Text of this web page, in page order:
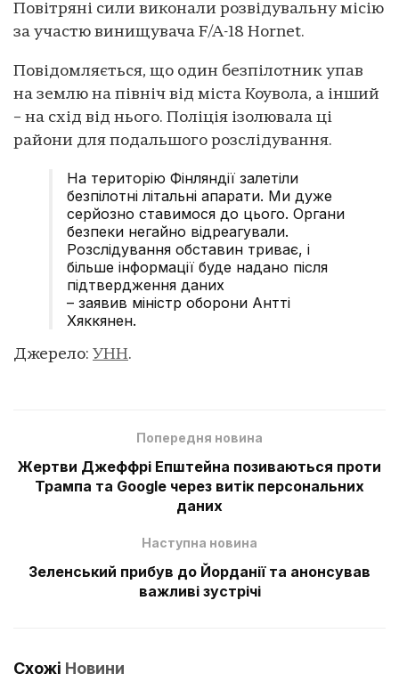
Повітряні сили виконали розвідувальну місію
за участю винищувача F/A-18 Hornet.
Повідомляється, що один безпілотник упав
на землю на північ від міста Коувола, а інший
– на схід від нього. Поліція ізолювала ці
райони для подальшого розслідування.
На територію Фінляндії залетіли
безпілотні літальні апарати. Ми дуже
серйозно ставимося до цього. Органи
безпеки негайно відреагували.
Розслідування обставин триває, і
більше інформації буде надано після
підтвердження даних
– заявив міністр оборони Антті
Хяккянен.
Джерело: УНН.
Попередня новина
Жертви Джеффрі Епштейна позиваються проти
Трампа та Google через витік персональних
даних
Наступна новина
Зеленський прибув до Йорданії та анонсував
важливі зустрічі
Схожі Новини